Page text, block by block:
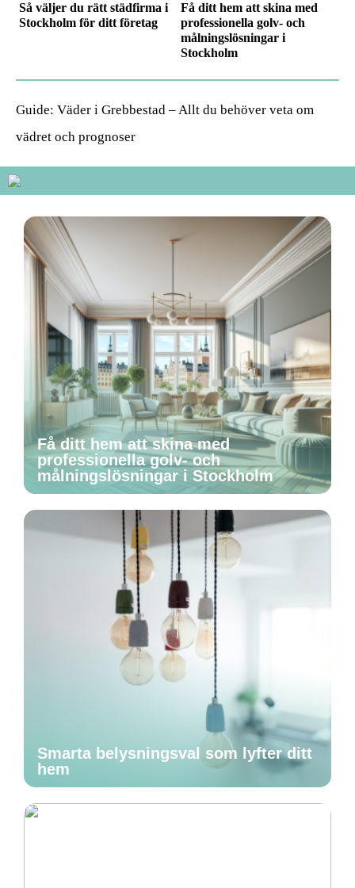
Så väljer du rätt städfirma i
Stockholm för ditt företag
Få ditt hem att skina med
professionella golv- och
målningslösningar i
Stockholm
Guide: Väder i Grebbestad – Allt du behöver veta om
vädret och prognoser
Få ditt hem att skina med
professionella golv- och
målningslösningar i Stockholm
Smarta belysningsval som lyfter ditt
hem